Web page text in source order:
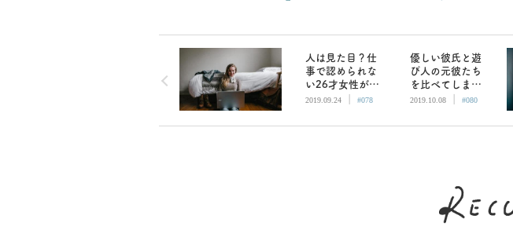
人は見た目？仕
事で認められな
い26才女性がで
きる人間だと印
2019.09.24 | #078
優しい彼氏と遊
び人の元彼たち
を比べてしま
う…けど結婚は
れば？
2019.10.08 | #080